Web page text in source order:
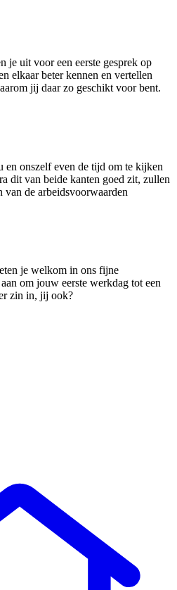
je uit voor een eerste gesprek op
elkaar beter kennen en vertellen
jij daar zo geschikt voor bent.
en onszelf even de tijd om te kijken
dit van beide kanten goed zit, zullen
van de arbeidsvoorwaarden
je welkom in ons fijne
om jouw eerste werkdag tot een
zin in, jij ook?